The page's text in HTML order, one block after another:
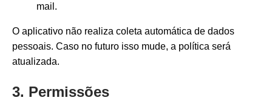
mail.
O aplicativo não realiza coleta automática de dados
pessoais. Caso no futuro isso mude, a política será
atualizada.
3. Permissões